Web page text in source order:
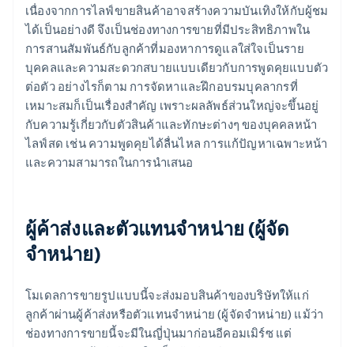
เนื่องจากการไลฟ์ขายสินค้าอาจสร้างความบันเทิงให้กับผู้ชม
ได้เป็นอย่างดี จึงเป็นช่องทางการขายที่มีประสิทธิภาพใน
การสานสัมพันธ์กับลูกค้าที่มองหาการดูแลใส่ใจเป็นราย
บุคคลและความสะดวกสบายแบบเดียวกับการพูดคุยแบบตัว
ต่อตัว อย่างไรก็ตาม การจัดหาและฝึกอบรมบุคลากรที่
เหมาะสมก็เป็นเรื่องสำคัญ เพราะผลลัพธ์ส่วนใหญ่จะขึ้นอยู่
กับความรู้เกี่ยวกับตัวสินค้าและทักษะต่างๆ ของบุคคลหน้า
ไลฟ์สด เช่น ความพูดคุยได้ลื่นไหล การแก้ปัญหาเฉพาะหน้า
และความสามารถในการนำเสนอ
ผู้ค้าส่งและตัวแทนจำหน่าย (ผู้จัด
จำหน่าย)
โมเดลการขายรูปแบบนี้จะส่งมอบสินค้าของบริษัทให้แก่
ลูกค้าผ่านผู้ค้าส่งหรือตัวแทนจำหน่าย (ผู้จัดจำหน่าย) แม้ว่า
ช่องทางการขายนี้จะมีในญี่ปุ่นมาก่อนอีคอมเมิร์ซ แต่